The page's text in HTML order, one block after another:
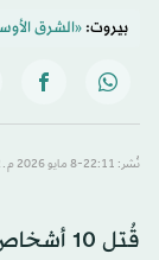
بيروت:«الشرق
نُشر: 22:11-8 مايو 2026 م ـ 22 ذو القِعدة 1447 هـ
قُتل 10